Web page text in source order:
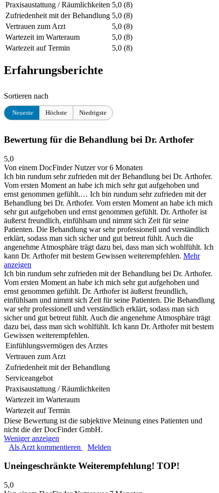
Praxisaustattung / Räumlichkeiten 5,0 (8)
Zufriedenheit mit der Behandlung 5,0 (8)
Vertrauen zum Arzt
5,0 (8)
Wartezeit im Warteraum
5,0 (8)
Wartezeit auf Termin
5,0 (8)
Erfahrungsberichte
Sortieren nach
Neueste Höchste Niedrigste
Bewertung für die Behandlung bei Dr. Arthofer
5,0
Von einem DocFinder Nutzervor 6 Monaten
Ich bin rundum sehr zufrieden mit der Behandlung bei Dr. Arthofer.
Vom ersten Moment an habe ich mich sehr gut aufgehoben und
ernst genommen gefühlt.… Ich bin rundum sehr zufrieden mit der
Behandlung bei Dr. Arthofer. Vom ersten Moment an habe ich mich
sehr gut aufgehoben und ernst genommen gefühlt. Dr. Arthofer ist
äußerst freundlich, einfühlsam und nimmt sich Zeit für seine
Patienten. Die Behandlung war sehr professionell und verständlich
erklärt, sodass man sich sicher und gut betreut fühlt. Auch die
angenehme Atmosphäre trägt dazu bei, dass man sich wohlfühlt. Ich
kann Dr. Arthofer mit bestem Gewissen weiterempfehlen. Mehr
anzeigen
Ich bin rundum sehr zufrieden mit der Behandlung bei Dr. Arthofer.
Vom ersten Moment an habe ich mich sehr gut aufgehoben und
ernst genommen gefühlt. Dr. Arthofer ist äußerst freundlich,
einfühlsam und nimmt sich Zeit für seine Patienten. Die Behandlung
war sehr professionell und verständlich erklärt, sodass man sich
sicher und gut betreut fühlt. Auch die angenehme Atmosphäre trägt
dazu bei, dass man sich wohlfühlt. Ich kann Dr. Arthofer mit bestem
Gewissen weiterempfehlen.
Einfühlungsvermögen des Arztes
Vertrauen zum Arzt
Zufriedenheit mit der Behandlung
Serviceangebot
Praxisaustattung / Räumlichkeiten
Wartezeit im Warteraum
Wartezeit auf Termin
Diese Bewertung ist die subjektive Meinung eines Patienten und
nicht die der DocFinder GmbH.
Weniger anzeigen
Als Arzt kommentieren
Melden
Uneingeschränkte Weiterempfehlung! TOP!
5,0